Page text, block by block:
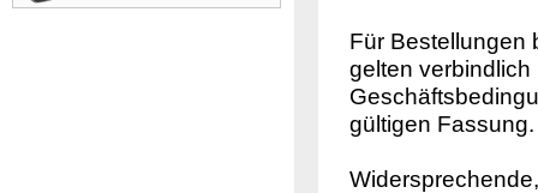
Für Bestellungen
gelten
gültigen Fassung.